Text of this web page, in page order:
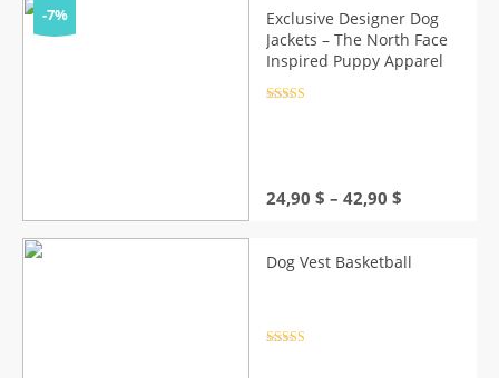
22,90 $.21,90 $.
-7%
Exclusive Designer Dog
Jackets – The North Face
Inspired Puppy Apparel
24,90 $ – 42,90 $
through
Dog Vest Basketball